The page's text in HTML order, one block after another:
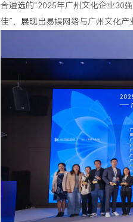
合遴选的“2025年广州文化企业30
佳”，展现出易娱网络与广州文化产